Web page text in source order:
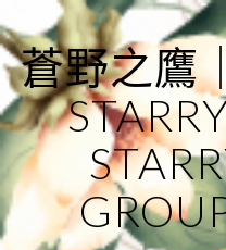
to
content
蒼野之鷹